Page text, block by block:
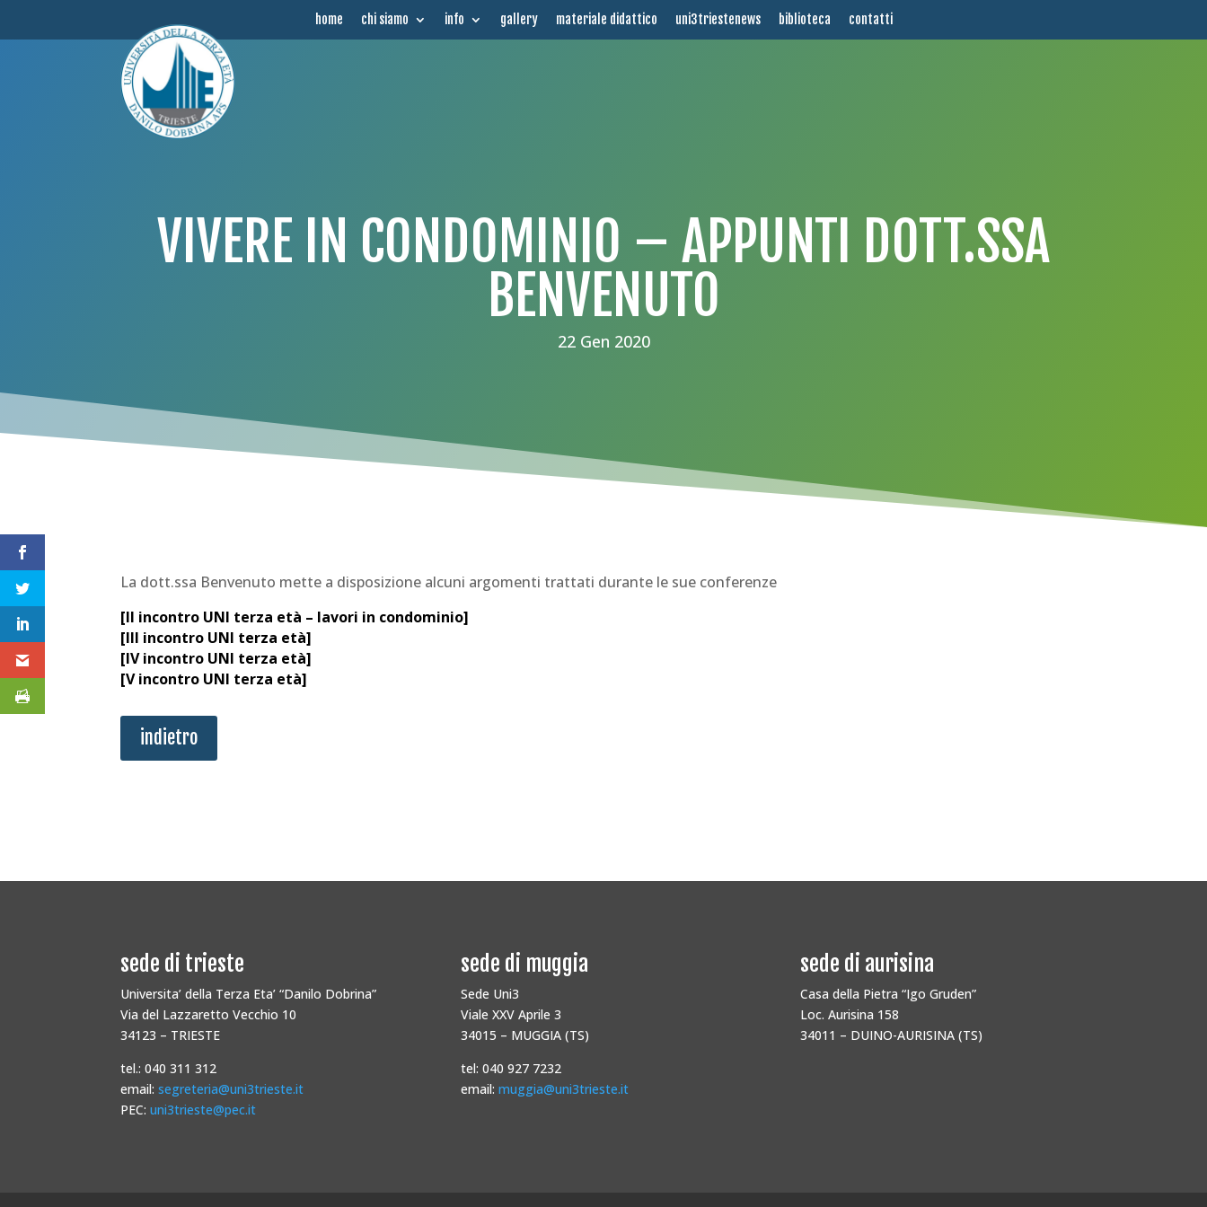
home chi siamo info gallery materiale didattico uni3triestenews biblioteca contatti
VIVERE IN CONDOMINIO – APPUNTI DOTT.SSA
BENVENUTO
22 Gen 2020
La dott.ssa Benvenuto mette a disposizione alcuni argomenti trattati durante le sue conferenze
[II incontro UNI terza età – lavori in condominio]
[III incontro UNI terza età]
[IV incontro UNI terza età]
[V incontro UNI terza età]
indietro
sede di trieste
Universita’ della Terza Eta’ “Danilo Dobrina”
Via del Lazzaretto Vecchio 10
34123 – TRIESTE
tel.: 040 311 312
email:segreteria@uni3trieste.it
PEC:uni3trieste@pec.it
sede di muggia
Sede Uni3
Viale XXV Aprile 3
34015 – MUGGIA (TS)
tel: 040 927 7232
email: muggia@uni3trieste.it
sede di aurisina
Casa della Pietra “Igo Gruden”
Loc. Aurisina 158
34011 – DUINO-AURISINA (TS)